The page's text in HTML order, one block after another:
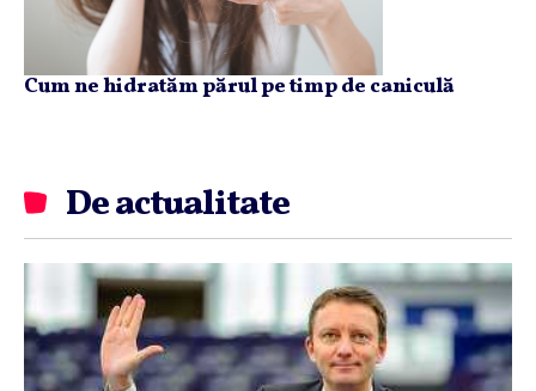
Cum ne hidratăm părul pe timp de caniculă
De actualitate